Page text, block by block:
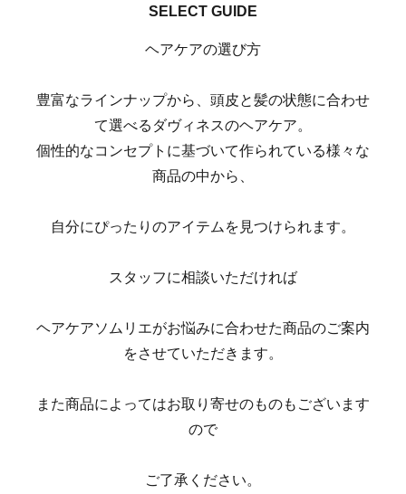
SELECT GUIDE
ヘアケアの選び方
豊富なラインナップから、頭皮と髪の状態に合わせ
て選べるダヴィネスのヘアケア。
個性的なコンセプトに基づいて作られている様々な
商品の中から、
自分にぴったりのアイテムを見つけられます。
スタッフに相談いただければ
ヘアケアソムリエがお悩みに合わせた商品のご案内
をさせていただきます。
また商品によってはお取り寄せのものもございます
ので
ご了承ください。